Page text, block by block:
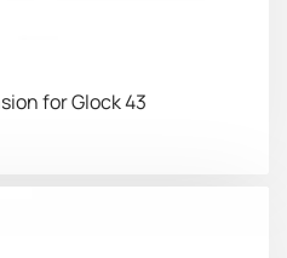
for Glock 43